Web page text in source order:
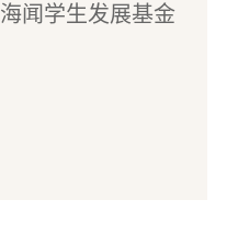
海闻学生发展基金